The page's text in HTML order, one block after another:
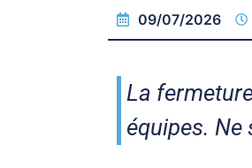
09/07/2026
La
équipes. Ne